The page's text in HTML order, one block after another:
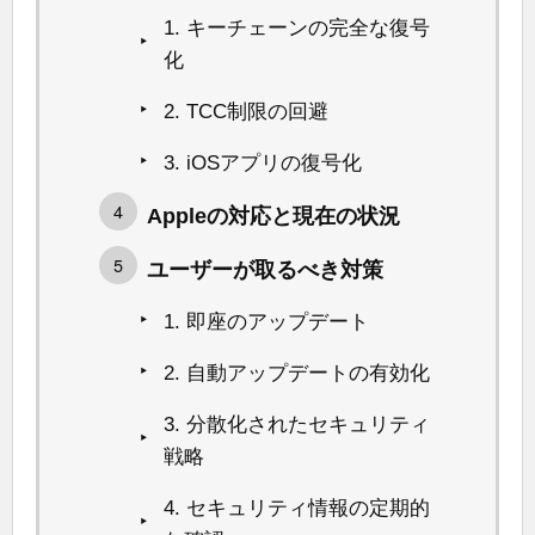
1. キーチェーンの完全な復号
化
2. TCC制限の回避
3. iOSアプリの復号化
Appleの対応と現在の状況
ユーザーが取るべき対策
1. 即座のアップデート
2. 自動アップデートの有効化
3. 分散化されたセキュリティ
戦略
4. セキュリティ情報の定期的